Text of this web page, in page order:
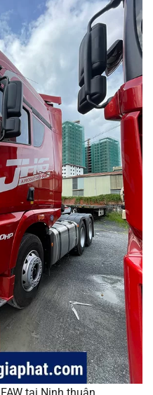
tại Ninh thuận